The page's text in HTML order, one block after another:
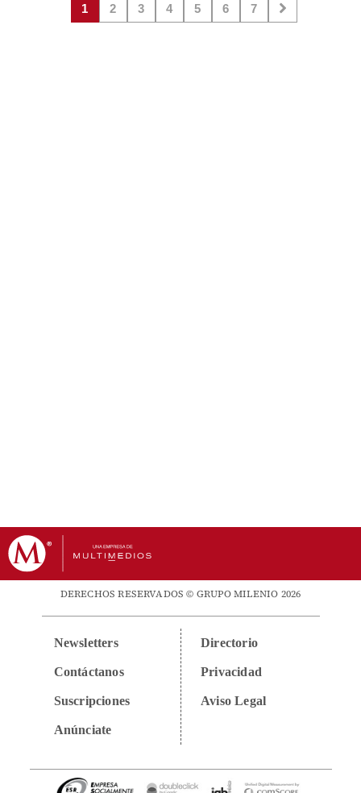
1 2 3 4 5 6 7
DERECHOS RESERVADOS © GRUPO MILENIO 2026
Newsletters
Contáctanos
Suscripciones
Anúnciate
Directorio
Privacidad
Aviso Legal